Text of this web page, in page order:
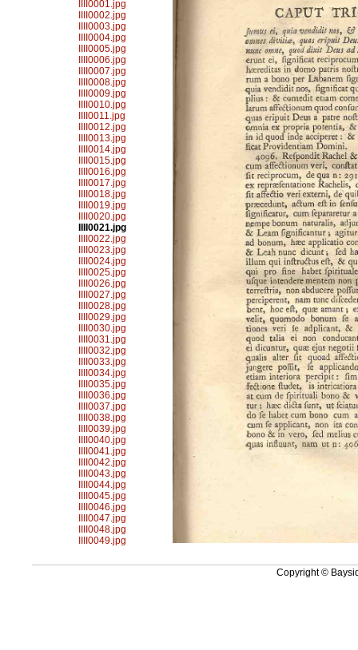
IIII0001.jpg
IIII0002.jpg
IIII0003.jpg
IIII0004.jpg
IIII0005.jpg
IIII0006.jpg
IIII0007.jpg
IIII0008.jpg
IIII0009.jpg
IIII0010.jpg
IIII0011.jpg
IIII0012.jpg
IIII0013.jpg
IIII0014.jpg
IIII0015.jpg
IIII0016.jpg
IIII0017.jpg
IIII0018.jpg
IIII0019.jpg
IIII0020.jpg
IIII0021.jpg
IIII0022.jpg
IIII0023.jpg
IIII0024.jpg
IIII0025.jpg
IIII0026.jpg
IIII0027.jpg
IIII0028.jpg
IIII0029.jpg
IIII0030.jpg
IIII0031.jpg
IIII0032.jpg
IIII0033.jpg
IIII0034.jpg
IIII0035.jpg
IIII0036.jpg
IIII0037.jpg
IIII0038.jpg
IIII0039.jpg
IIII0040.jpg
IIII0041.jpg
IIII0042.jpg
IIII0043.jpg
IIII0044.jpg
IIII0045.jpg
IIII0046.jpg
IIII0047.jpg
IIII0048.jpg
IIII0049.jpg
Copyright ©